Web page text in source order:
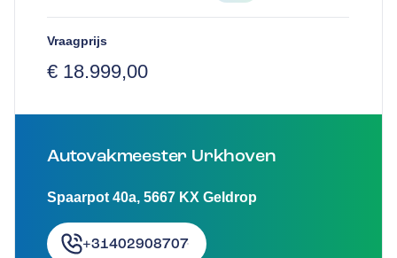
Vraagprijs
€ 18.999,00
Autovakmeester Urkhoven
Spaarpot 40a, 5667 KX Geldrop
+31402908707